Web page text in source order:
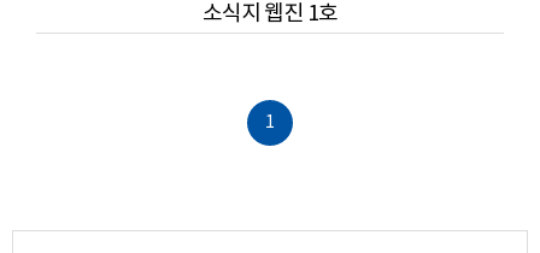
소식지 웹진 1호
1